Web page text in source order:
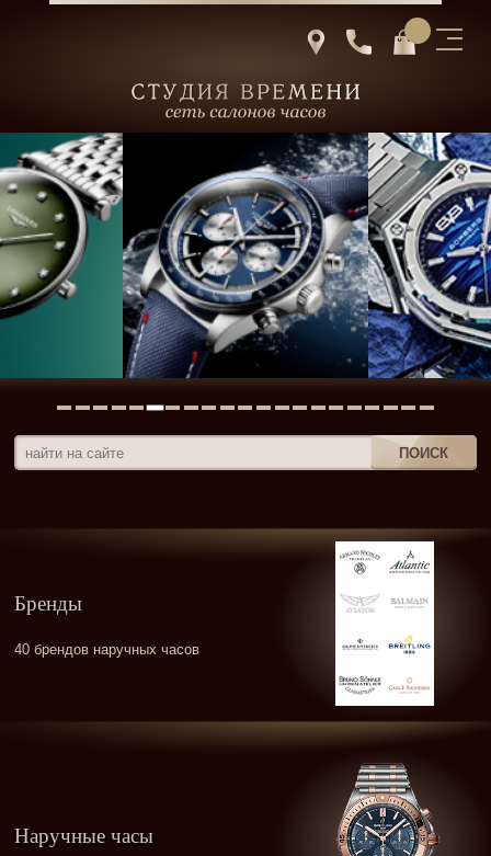
Бренды
40 брендов наручных часов
Наручные часы